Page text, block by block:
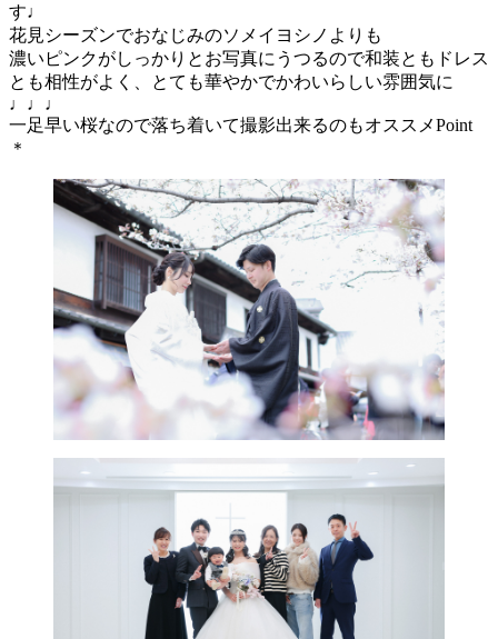
す♩
花見シーズンでおなじみのソメイヨシノよりも
濃いピンクがしっかりとお写真にうつるので和装ともドレス
とも相性がよく、とても華やかでかわいらしい雰囲気に
♩♩♩
一足早い桜なので落ち着いて撮影出来るのもオススメPoint
＊